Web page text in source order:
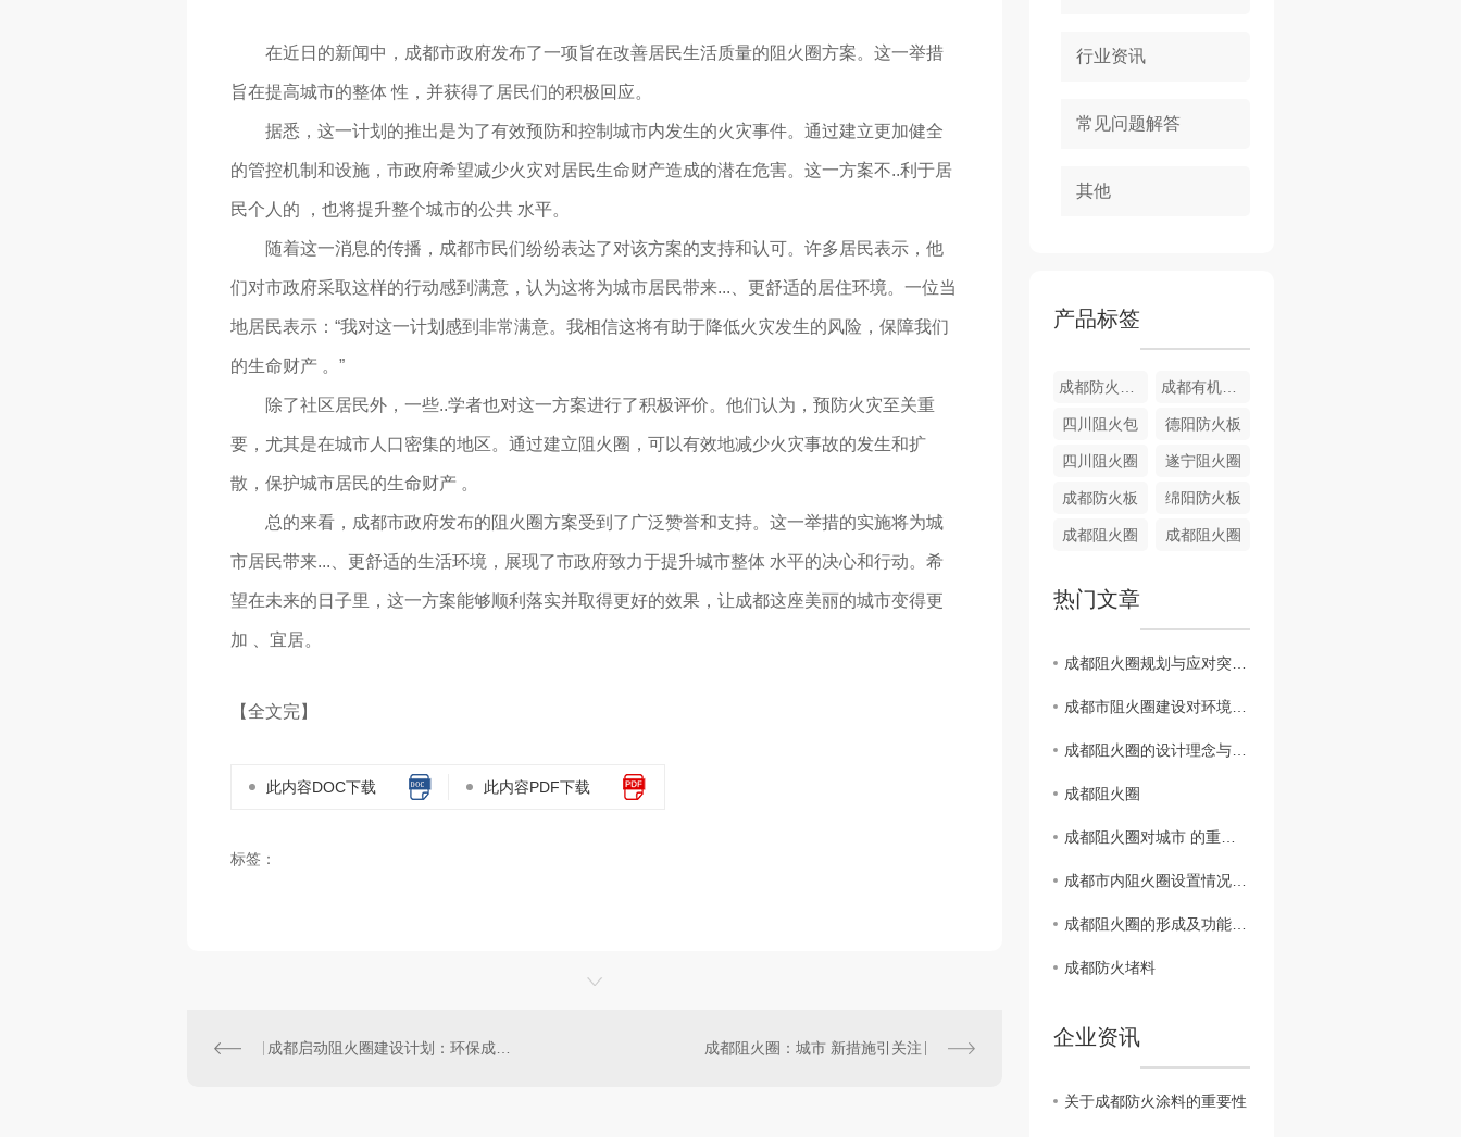
在近日的新闻中，成都市政府发布了一项旨在改善居民生活质量的阻火圈方案。这一举措
旨在提高城市的整体 性，并获得了居民们的积极回应。
据悉，这一计划的推出是为了有效预防和控制城市内发生的火灾事件。通过建立更加健全
的管控机制和设施，市政府希望减少火灾对居民生命财产造成的潜在危害。这一方案不..利于居
民个人的 ，也将提升整个城市的公共 水平。
随着这一消息的传播，成都市民们纷纷表达了对该方案的支持和认可。许多居民表示，他
们对市政府采取这样的行动感到满意，认为这将为城市居民带来...、更舒适的居住环境。一位当
地居民表示：“我对这一计划感到非常满意。我相信这将有助于降低火灾发生的风险，保障我们
的生命财产 。”
除了社区居民外，一些..学者也对这一方案进行了积极评价。他们认为，预防火灾至关重
要，尤其是在城市人口密集的地区。通过建立阻火圈，可以有效地减少火灾事故的发生和扩
散，保护城市居民的生命财产 。
总的来看，成都市政府发布的阻火圈方案受到了广泛赞誉和支持。这一举措的实施将为城
市居民带来...、更舒适的生活环境，展现了市政府致力于提升城市整体 水平的决心和行动。希
望在未来的日子里，这一方案能够顺利落实并取得更好的效果，让成都这座美丽的城市变得更
加 、宜居。
【全文完】
此内容DOC下载 此内容PDF下载
标签：
成都启动阻火圈建设计划：环保成主要议题 成都阻火圈：城市 新措施引关注
行业资讯
常见问题解答
其他
产品标签
成都防火堵料 成都有机堵料
四川阻火包 德阳防火板
四川阻火圈 遂宁阻火圈
成都防火板 绵阳防火板
成都阻火圈 成都阻火圈
热门文章
成都阻火圈规划与应对突发火灾能力研究
成都市阻火圈建设对环境保护的意义分析
成都阻火圈的设计理念与实际效果评估
成都阻火圈
成都阻火圈对城市 的重要性探讨
成都市内阻火圈设置情况揭秘
成都阻火圈的形成及功能解析
成都防火堵料
企业资讯
关于成都防火涂料的重要性